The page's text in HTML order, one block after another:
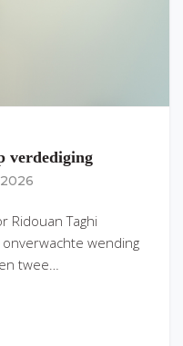
verdediging
Ridouan Taghi
wending
twee…